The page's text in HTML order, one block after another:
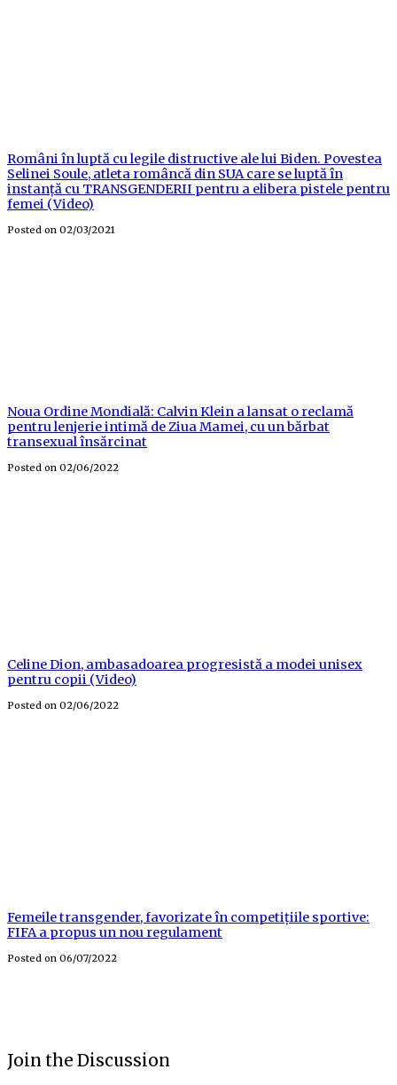
Români în luptă cu legile distructive ale lui Biden. Povestea
Selinei Soule, atleta româncă din SUA care se luptă în
instanță cu TRANSGENDERII pentru a elibera pistele pentru
femei (Video)
Posted on 02/03/2021
Noua Ordine Mondială: Calvin Klein a lansat o reclamă
pentru lenjerie intimă de Ziua Mamei, cu un bărbat
transexual însărcinat
Posted on 02/06/2022
Celine Dion, ambasadoarea progresistă a modei unisex
pentru copii (Video)
Posted on 02/06/2022
Femeile transgender, favorizate în competițiile sportive:
FIFA a propus un nou regulament
Posted on 06/07/2022
Join the Discussion